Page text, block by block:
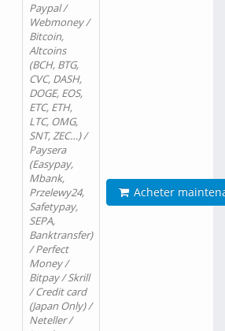
Paypal /
Webmoney /
Bitcoin,
Altcoins
(BCH, BTG,
CVC, DASH,
DOGE, EOS,
ETC, ETH,
LTC, OMG,
SNT, ZEC…) /
Paysera
(Easypay,
Mbank,
Przelewy24,
Safetypay,
SEPA,
Banktransfer)
/ Perfect
Money /
Bitpay / Skrill
/ Credit card
(Japan Only) /
Neteller /
Acheter